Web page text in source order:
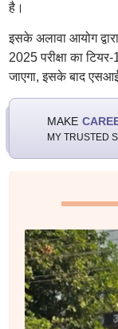
है।
इसके अलावा आयोग
2025 परीक्षा का
जाएगा, इसके बाद
MAKE
MY TRUSTED